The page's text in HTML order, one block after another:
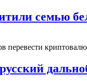
семью
перевести